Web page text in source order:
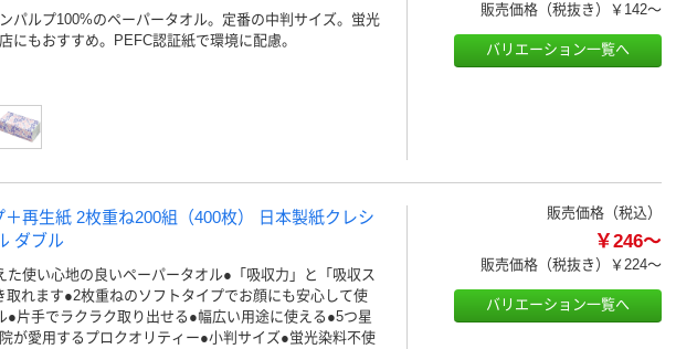
パルプ100%のペーパータオル。定番の中判サイズ。蛍光
にもおすすめ。PEFC認証紙で環境に配慮。
販売価格（税抜き） ￥142～
バリエーション一覧へ
再生紙 2枚重ね200組（400枚） 日本製紙クレシ
ダブル
使い心地の良いペーパータオル●「吸収力」と「吸収ス
取れます●2枚重ねのソフトタイプでお顔にも安心して使
●片手でラクラク取り出せる●幅広い用途に使える●5つ星
が愛用するプロクオリティー●小判サイズ●蛍光染料不使
販売価格（税込）
￥246～
販売価格（税抜き） ￥224～
バリエーション一覧へ